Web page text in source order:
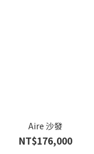
Aire 沙發
NT$176,000